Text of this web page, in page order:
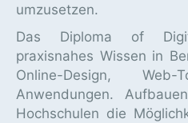
umzusetzen.
Das Diploma of
praxisnahes Wissen in
Online-Design,
Anwendungen.
Hochschulen die